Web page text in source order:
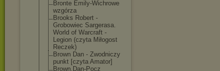
Bronte Emily-Wichrowe
wzgórza
Brooks Robert -
Grobowiec Sargerasa.
World of Warcraft -
Legion (czyta Miłogost
Reczek)
Brown Dan - Zwodniczy
punkt [czyta Amator]
Brown.Dan-Pocz